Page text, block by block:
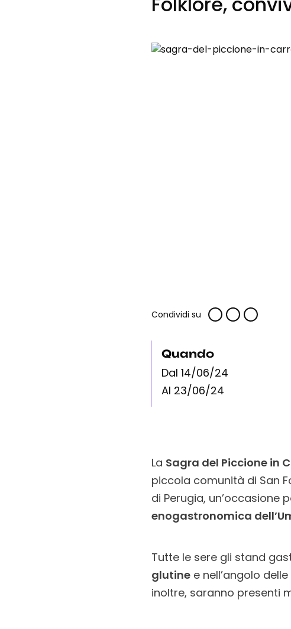
Condividi su
Quando
Dal 14/06/24
Al 23/06/24
La Sagra del Piccione in
piccola comunità di San
di Perugia, un’occasione
enogastronomica
Tutte le sere gli stand
glutine e nell’angolo
inoltre, saranno presenti